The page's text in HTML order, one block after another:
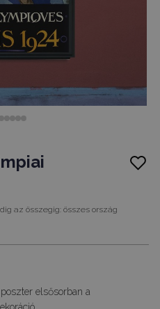
az összegig: összes ország
elsősorban a